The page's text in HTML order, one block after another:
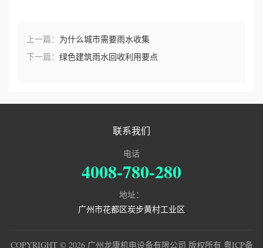
上一篇： 为什么城市需要雨水收集
下一篇： 绿色建筑雨水回收利用要点
联系我们
电话
4008-780-280
地址：
广州市花都区炭步黄村工业区
COPYRIGHT © 2026 广州龙康机电设备有限公司 版权所有 粤ICP备